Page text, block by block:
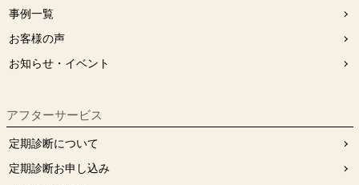
事例一覧
お客様の声
お知らせ・イベント
アフターサービス
定期診断について
定期診断お申し込み